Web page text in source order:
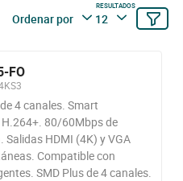
Ordenar por
RESULTADOS
12
FO
4 canales. Smart
80/60Mbps de
HDMI (4K) y VGA
Compatible con
SMD Plus de 4 canales.